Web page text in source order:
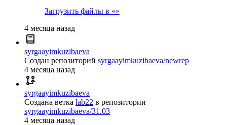
Загрузить файлы в «»
4 месяца назад
syrgaayimkuzibaeva
Создан репозиторий syrgaayimkuzibaeva/newrep
4 месяца назад
syrgaayimkuzibaeva
Создана ветка lab22 в репозитории
syrgaayimkuzibaeva/31.03
4 месяца назад